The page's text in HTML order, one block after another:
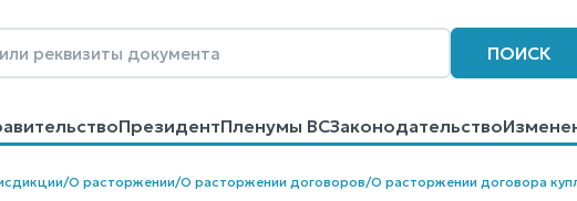
ПОИСК
ПрезидентПленумы ВСЗаконодательство
КонтактыПомощьПоиск
/О расторжении/О расторжении договоров/О расторжении договора